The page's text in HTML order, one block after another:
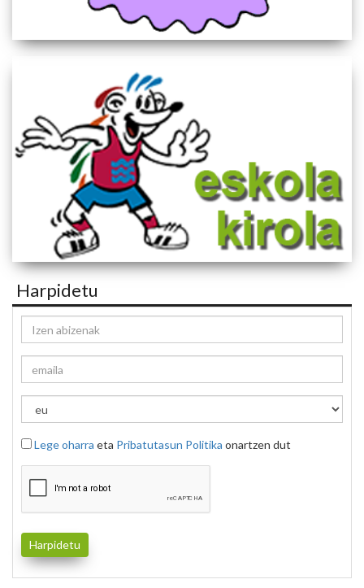
Harpidetu
Lege oharra eta Pribatutasun Politika onartzen dut